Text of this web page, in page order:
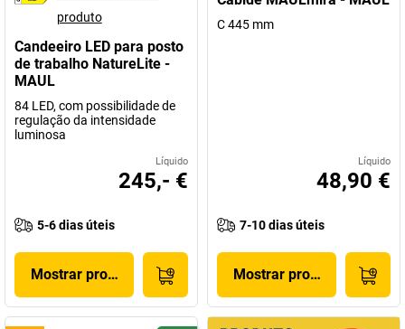
produto
Candeeiro LED para posto
de trabalho NatureLite -
MAUL
84 LED, com possibilidade de
regulação da intensidade
luminosa
Líquido
245,- €
5-6 dias úteis
Mostrar produto
C 445 mm
Líquido
48,90 €
7-10 dias úteis
Mostrar produto